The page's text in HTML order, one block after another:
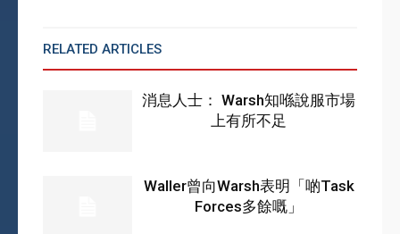
RELATED ARTICLES
消息人士： Warsh知喺說服市場
上有所不足
Waller曾向Warsh表明「啲Task
Forces多餘嘅」